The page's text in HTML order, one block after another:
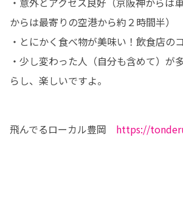
からは最寄りの空港から約２時間半）
・とにかく食べ物が美味い！飲食店の
・少し変わった人（自分も含めて）が
らし、楽しいですよ。
飛んでるローカル豊岡 https://